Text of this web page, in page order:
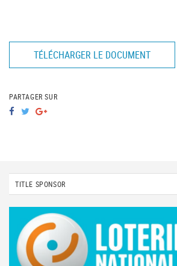
TÉLÉCHARGER LE DOCUMENT
PARTAGER SUR
TITLE SPONSOR